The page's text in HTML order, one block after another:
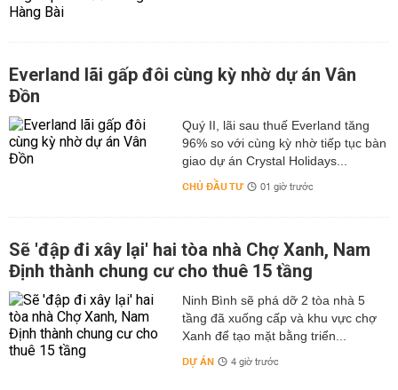
Everland lãi gấp đôi cùng kỳ nhờ dự án Vân
Đồn
Quý II, lãi sau thuế Everland tăng
96% so với cùng kỳ nhờ tiếp tục bàn
giao dự án Crystal Holidays...
CHỦ ĐẦU TƯ 01 giờ trước
Sẽ 'đập đi xây lại' hai tòa nhà Chợ Xanh, Nam
Định thành chung cư cho thuê 15 tầng
Ninh Bình sẽ phá dỡ 2 tòa nhà 5
tầng đã xuống cấp và khu vực chợ
Xanh để tạo mặt bằng triển...
DỰ ÁN 4 giờ trước